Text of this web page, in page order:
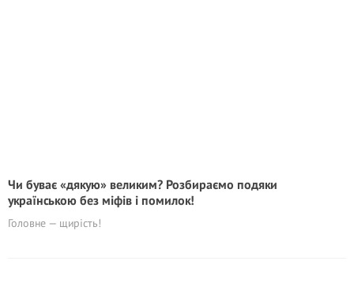
Чи буває «дякую» великим? Розбираємо подяки
українською без міфів і помилок!
Головне — щирість!